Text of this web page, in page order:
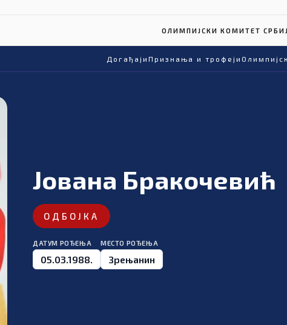
ОЛИМПИЈСКИ КОМИТЕТ
Догађаји Признања и трофеји
Јована Бракочевић
ОДБОЈКА
ДАТУМ РОЂЕЊА
05.03.1988.
МЕСТО РОЂЕЊА
Зрењанин